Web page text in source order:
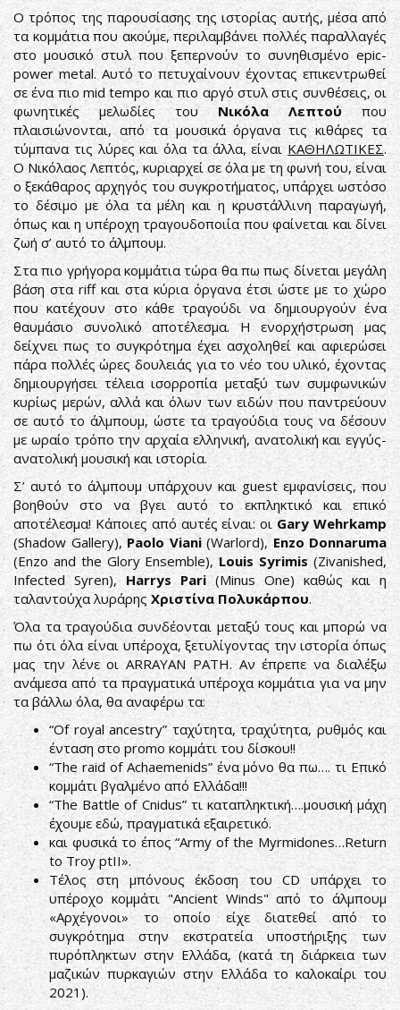
Ο τρόπος της παρουσίασης της ιστορίας αυτής, μέσα από
τα κομμάτια που ακούμε, περιλαμβάνει πολλές παραλλαγές
στο μουσικό στυλ που ξεπερνούν το συνηθισμένο epic-
power metal. Αυτό το πετυχαίνουν έχοντας επικεντρωθεί
σε ένα πιο mid tempo και πιο αργό στυλ στις συνθέσεις, οι
φωνητικές μελωδίες τουΝικόλα Λεπτούπου
πλαισιώνονται, από τα μουσικά όργανα τις κιθάρες τα
τύμπανα τις λύρες και όλα τα άλλα, είναιΚΑΘΗΛΩΤΙΚΕΣ.
Ο Νικόλαος Λεπτός, κυριαρχεί σε όλα με τη φωνή του, είναι
ο ξεκάθαρος αρχηγός του συγκροτήματος, υπάρχει ωστόσο
το δέσιμο με όλα τα μέλη και η κρυστάλλινη παραγωγή,
όπως και η υπέροχη τραγουδοποιία που φαίνεται και δίνει
ζωή σ’ αυτό το άλμπουμ.
Στα πιο γρήγορα κομμάτια τώρα θα πω πως δίνεται μεγάλη
βάση στα riff και στα κύρια όργανα έτσι ώστε με το χώρο
που κατέχουν στο κάθε τραγούδι να δημιουργούν ένα
θαυμάσιο συνολικό αποτέλεσμα. Η ενορχήστρωση μας
δείχνει πως το συγκρότημα έχει ασχοληθεί και αφιερώσει
πάρα πολλές ώρες δουλειάς για το νέο του υλικό, έχοντας
δημιουργήσει τέλεια ισορροπία μεταξύ των συμφωνικών
κυρίως μερών, αλλά και όλων των ειδών που παντρεύουν
σε αυτό το άλμπουμ, ώστε τα τραγούδια τους να δέσουν
με ωραίο τρόπο την αρχαία ελληνική, ανατολική και εγγύς-
ανατολική μουσική και ιστορία.
Σ’ αυτό το άλμπουμ υπάρχουν και guest εμφανίσεις, που
βοηθούν στο να βγει αυτό το εκπληκτικό και επικό
αποτέλεσμα! Κάποιες από αυτές είναι: οιGary Wehrkamp
(Shadow Gallery),Paolo Viani(Warlord),Enzo Donnaruma
(Enzo and the Glory Ensemble),Louis Syrimis(Zivanished,
Infected Syren),Harrys Pari(Minus One) καθώς και η
ταλαντούχα λυράρης Χριστίνα Πολυκάρπου.
Όλα τα τραγούδια συνδέονται μεταξύ τους και μπορώ να
πω ότι όλα είναι υπέροχα, ξετυλίγοντας την ιστορία όπως
μας την λένε οι ARRAYAN PATH. Αν έπρεπε να διαλέξω
ανάμεσα από τα πραγματικά υπέροχα κομμάτια για να μην
τα βάλλω όλα, θα αναφέρω τα:
“Of royal ancestry” ταχύτητα, τραχύτητα, ρυθμός και
ένταση στο promo κομμάτι του δίσκου!!
“The raid of Achaemenids” ένα μόνο θα πω…. τι Επικό
κομμάτι βγαλμένο από Ελλάδα!!!
“The Battle of Cnidus” τι καταπληκτική….μουσική μάχη
έχουμε εδώ, πραγματικά εξαιρετικό.
και φυσικά το έπος “Army of the Myrmidones…Return
to Troy ptII».
Τέλος στη μπόνους έκδοση του CD υπάρχει το
υπέροχο κομμάτι "Ancient Winds" από το άλμπουμ
«Αρχέγονοι» το οποίο είχε διατεθεί από το
συγκρότημα στην εκστρατεία υποστήριξης των
πυρόπληκτων στην Ελλάδα, (κατά τη διάρκεια των
μαζικών πυρκαγιών στην Ελλάδα το καλοκαίρι του
2021).